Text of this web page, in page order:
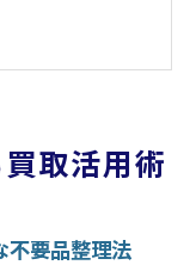
ースを有効活
ービス活用法
取活用術
不要品整理法